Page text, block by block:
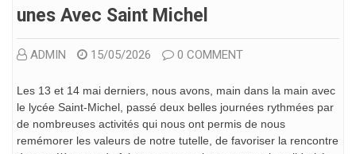
Unes Avec Saint Michel
ADMIN 15/05/2026 0 COMMENT
Les 13 et 14 mai derniers, nous avons, main dans la main avec
le lycée Saint-Michel, passé deux belles journées rythmées par
de nombreuses activités qui nous ont permis de nous
remémorer les valeurs de notre tutelle, de favoriser la rencontre